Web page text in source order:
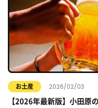
お土産 2026/02/03
【2026年最新版】小田原